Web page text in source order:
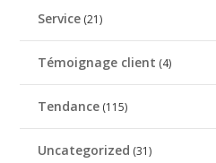
Service (21)
Témoignage client (4)
Tendance (115)
Uncategorized (31)